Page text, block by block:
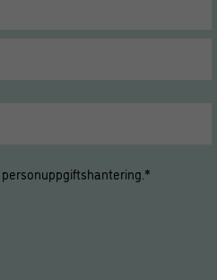
personuppgiftshantering .*